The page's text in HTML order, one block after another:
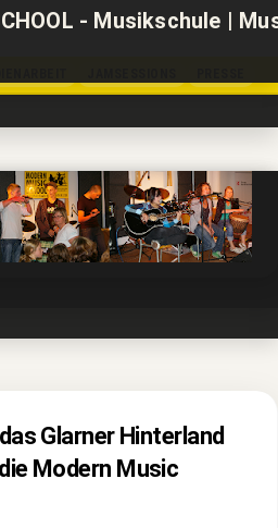
Glarner Hinterland
Modern Music